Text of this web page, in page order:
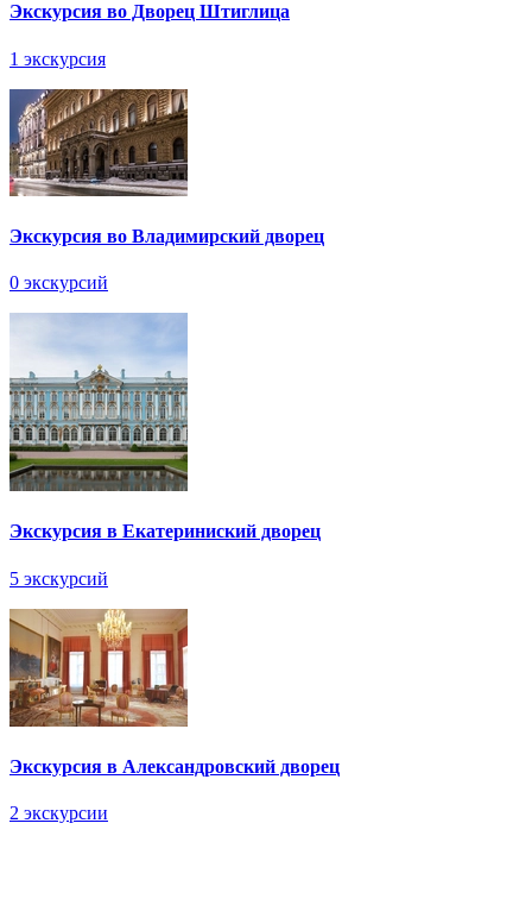
Экскурсия во Дворец Штиглица
1 экскурсия
Экскурсия во Владимирский дворец
0 экскурсий
Экскурсия в Екатериниский дворец
5 экскурсий
Экскурсия в Александровский дворец
2 экскурсии